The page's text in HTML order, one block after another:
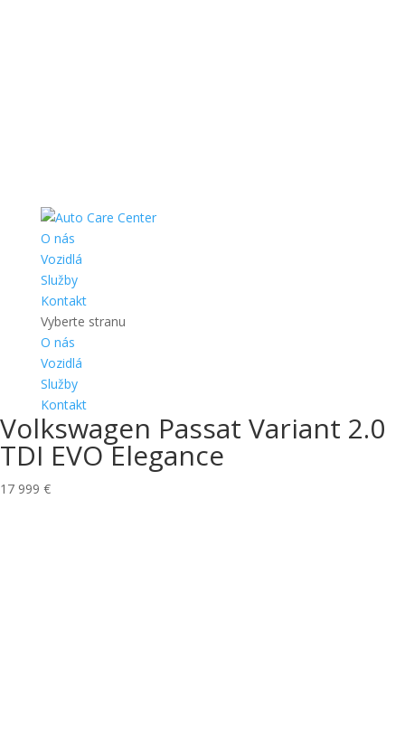
O nás
Vozidlá
Služby
Kontakt
Vyberte stranu
O nás
Vozidlá
Služby
Kontakt
Volkswagen Passat Variant 2.0
TDI EVO Elegance
17 999 €